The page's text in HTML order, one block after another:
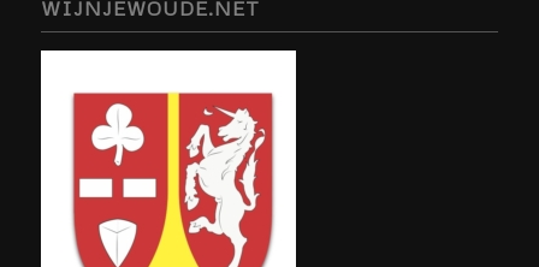
WIJNJEWOUDE.NET